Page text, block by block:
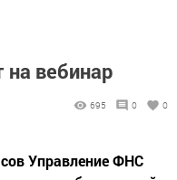
вебинар
бесплатный